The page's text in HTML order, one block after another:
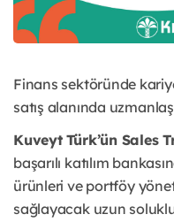
Finans sektöründe
satış alanında
Kuveyt Türk’ün Sales
başarılı katılım
ürünleri ve portföy
sağlayacak uzun